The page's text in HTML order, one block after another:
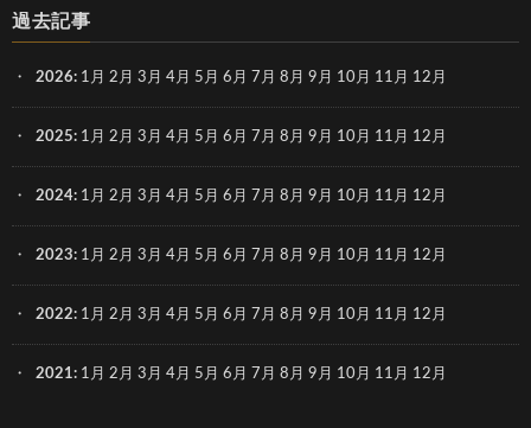
過去記事
2026: 1月 2月 3月 4月 5月 6月 7月 8月 9月 10月 11月 12月
2025: 1月 2月 3月 4月 5月 6月 7月 8月 9月 10月 11月 12月
2024: 1月 2月 3月 4月 5月 6月 7月 8月 9月 10月 11月 12月
2023: 1月 2月 3月 4月 5月 6月 7月 8月 9月 10月 11月 12月
2022: 1月 2月 3月 4月 5月 6月 7月 8月 9月 10月 11月 12月
2021: 1月 2月 3月 4月 5月 6月 7月 8月 9月 10月 11月 12月